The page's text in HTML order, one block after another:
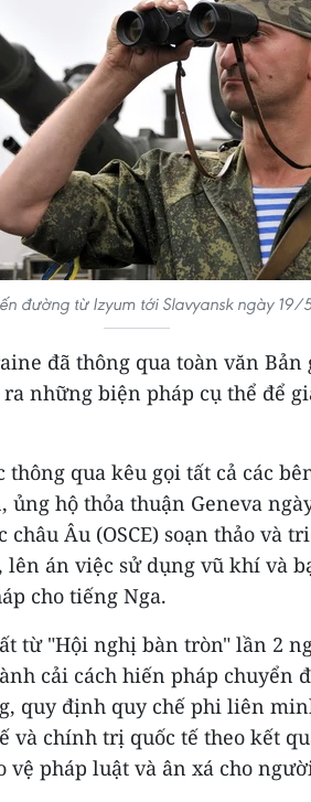
đường từ Izyum tới Slavyansk ngày 19/
đã thông qua toàn văn
những biện pháp cụ thể để
qua kêu gọi tất cả các
ủng hộ thỏa thuận Geneva
Âu (OSCE) soạn thảo và
án việc sử dụng vũ khí và
cho tiếng Nga.
từ "Hội nghị bàn tròn" lần 2
cải cách hiến pháp chuyển
quy định quy chế phi liên
và chính trị quốc tế theo kết
vệ pháp luật và ân xá cho